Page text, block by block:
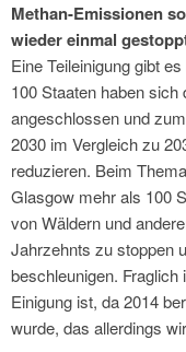
Methan-Emissionen
wieder einmal
Eine Teileinigung gibt
100 Staaten haben
angeschlossen und
2030 im Vergleich zu
reduzieren. Beim
Glasgow mehr als 100
von Wäldern und
Jahrzehnts zu stoppen
beschleunigen.
Einigung ist, da 2014
wurde, das allerdings